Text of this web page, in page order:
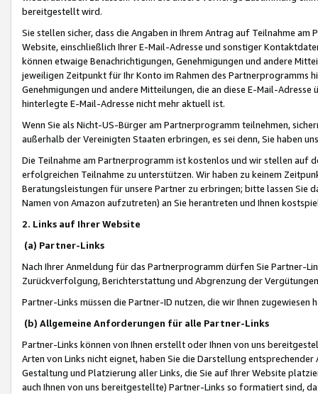
bereitgestellt wird.
Sie stellen sicher, dass die Angaben in Ihrem Antrag auf Teilnahme
Website, einschließlich Ihrer E-Mail-Adresse und sonstiger
können etwaige Benachrichtigungen, Genehmigungen und andere
jeweiligen Zeitpunkt für Ihr Konto im Rahmen des Partnerprogramms
Genehmigungen und andere Mitteilungen, die an diese E-Mail-
hinterlegte E-Mail-Adresse nicht mehr aktuell ist.
Wenn Sie als Nicht-US-Bürger am Partnerprogramm teilnehmen,
außerhalb der Vereinigten Staaten erbringen, es sei denn, Sie haben
Die Teilnahme am Partnerprogramm ist kostenlos und wir stellen auf
erfolgreichen Teilnahme zu unterstützen. Wir haben zu keinem
Beratungsleistungen für unsere Partner zu erbringen; bitte lassen Sie
Namen von Amazon aufzutreten) an Sie herantreten und Ihnen
2. Links auf Ihrer Website
(a) Partner-Links
Nach Ihrer Anmeldung für das Partnerprogramm dürfen Sie Partner-
Zurückverfolgung, Berichterstattung und Abgrenzung der
Partner-Links müssen die Partner-ID nutzen, die wir Ihnen zugewiesen
(b) Allgemeine Anforderungen für alle Partner-Links
Partner-Links können von Ihnen erstellt oder Ihnen von uns
Arten von Links nicht eignet, haben Sie die Darstellung
Gestaltung und Platzierung aller Links, die Sie auf Ihrer Website
auch Ihnen von uns bereitgestellte) Partner-Links so formatiert sind,